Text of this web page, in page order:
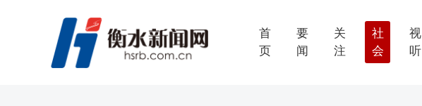
首
页
要
闻
关
注
社
会
视
听